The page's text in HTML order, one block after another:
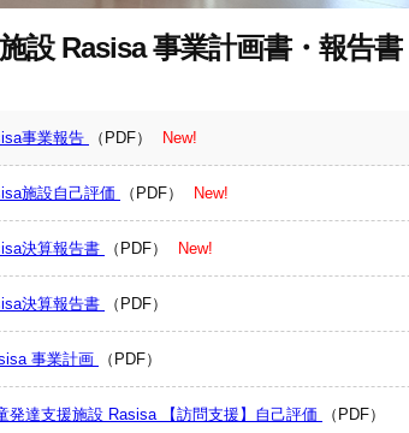
設 Rasisa 事業計画書・報告書
事業報告 （PDF） New!
施設自己評価 （PDF） New!
決算報告書 （PDF） New!
決算報告書 （PDF）
事業計画 （PDF）
発達支援施設 Rasisa 【訪問支援】自己評価 （PDF）